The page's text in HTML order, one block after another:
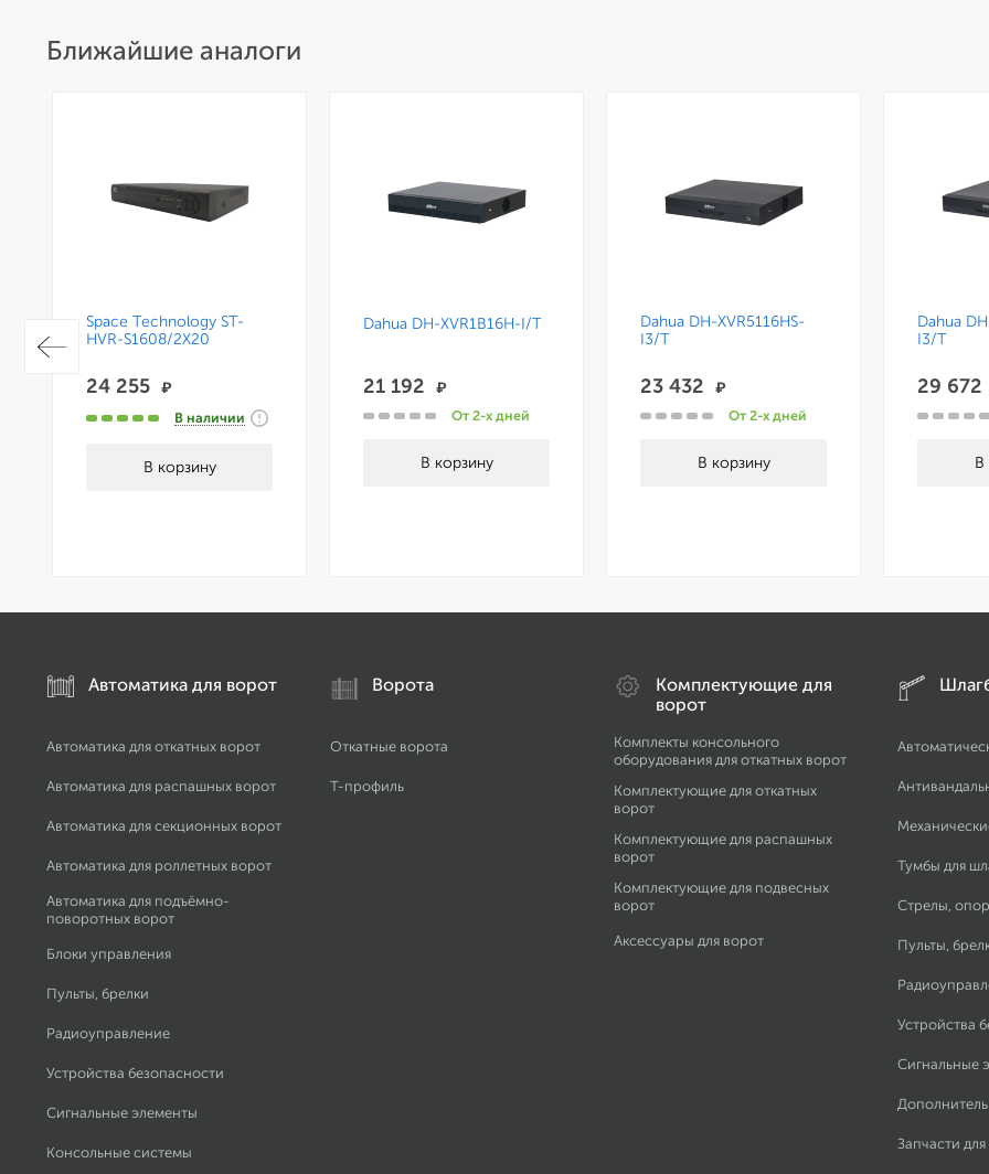
Ближайшие аналоги
Space Technology ST-
HVR-S1608/2X20
24 255
₽
В наличии
Dahua DH-XVR1B16H-I/T
21 192
₽
От 2-х дней
Dahua DH-XVR5116HS-
I3/T
23 432
₽
От 2-х дней
Dahua
I3/T
29 672
Автоматика для ворот
Автоматика для откатных ворот
Автоматика для распашных ворот
Автоматика для секционных ворот
Автоматика для роллетных ворот
Автоматика для подъёмно-
поворотных ворот
Блоки управления
Пульты, брелки
Радиоуправление
Устройства безопасности
Сигнальные элементы
Консольные системы
Ворота
Откатные ворота
Т-профиль
Комплектующие для
ворот
Комплекты консольного
оборудования для откатных ворот
Комплектующие для откатных
ворот
Комплектующие для распашных
ворот
Комплектующие для подвесных
ворот
Аксессуары для ворот
Тумбы для
Стрелы,
Пульты,
Устройства
Сигнальные
Запчасти